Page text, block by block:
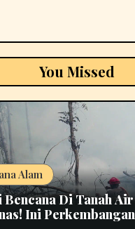
You Missed
Alam
Bencana Di Tanah Air
Ini Perkembangan